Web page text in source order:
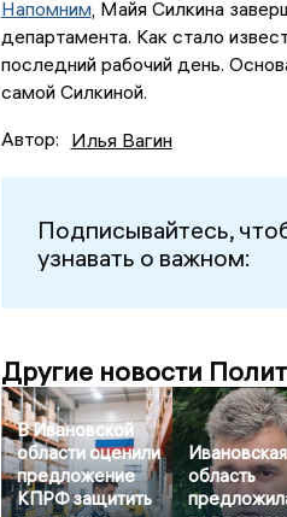
Напомним, Майя Силкина
департамента. Как стало
последний рабочий день.
самой Силкиной.
Автор: Илья Вагин
Подписывайтесь,
узнавать о важном:
Другие новости
В Ивановской
области оценили
предложение
КПРФ защитить
Ивановская
область